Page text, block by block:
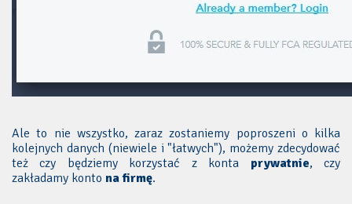
Ale to nie wszystko, zaraz zostaniemy poproszeni o kilka
kolejnych danych (niewiele i "łatwych"), możemy zdecydować
też czy będziemy korzystać z konta prywatnie, czy
zakładamy konto na firmę.